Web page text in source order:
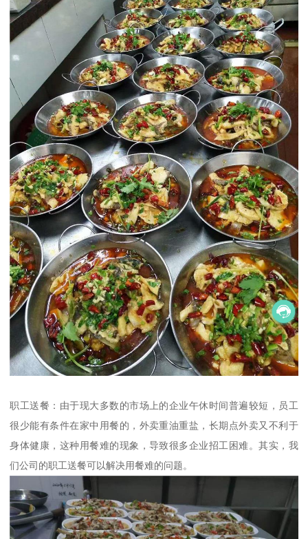
职工送餐：由于现大多数的市场上的企业午休时间普遍较短，员工
很少能有条件在家中用餐的，外卖重油重盐，长期点外卖又不利于
身体健康，这种用餐难的现象，导致很多企业招工困难。其实，我
们公司的职工送餐可以解决用餐难的问题。